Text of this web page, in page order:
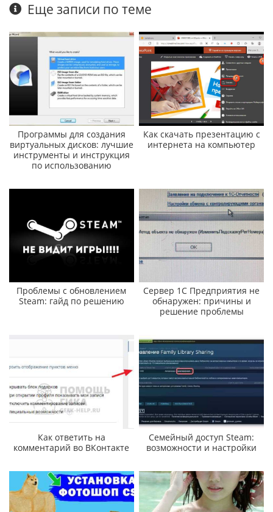
Еще записи по теме
Программы для создания
виртуальных дисков: лучшие
инструменты и инструкция
по использованию
Как скачать презентацию с
интернета на компьютер
Проблемы с обновлением
Steam: гайд по решению
Сервер 1С Предприятия не
обнаружен: причины и
решение проблемы
Как ответить на
комментарий во ВКонтакте
Семейный доступ Steam:
возможности и настройки